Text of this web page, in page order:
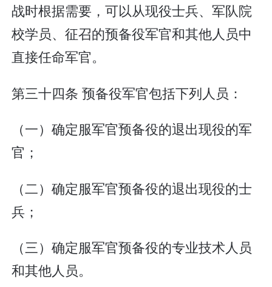
战时根据需要，可以从现役士兵、军队院
校学员、征召的预备役军官和其他人员中
直接任命军官。
第三十四条 预备役军官包括下列人员：
（一）确定服军官预备役的退出现役的军
官；
（二）确定服军官预备役的退出现役的士
兵；
（三）确定服军官预备役的专业技术人员
和其他人员。